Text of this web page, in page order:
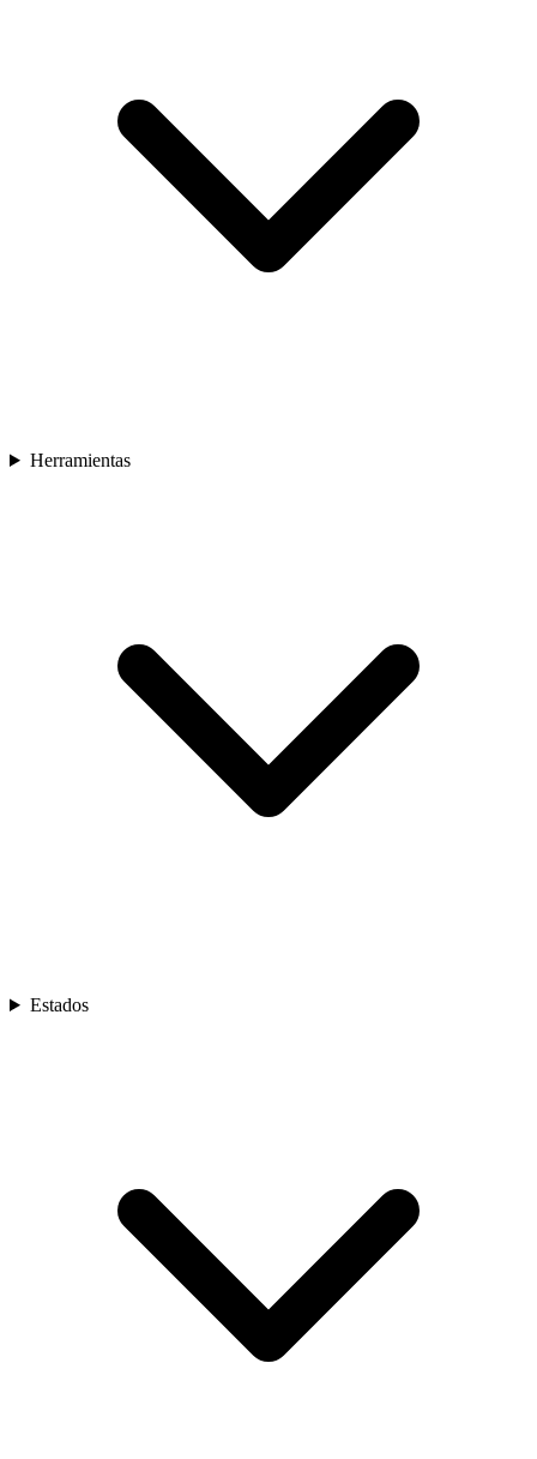
Herramientas
Estados